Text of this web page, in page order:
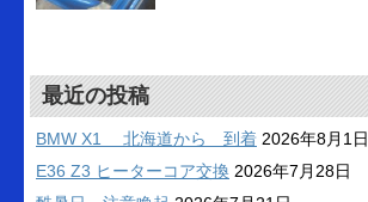
最近の投稿
BMW X1 北海道から 到着 2026年8月1日
E36 Z3 ヒーターコア交換 2026年7月28日